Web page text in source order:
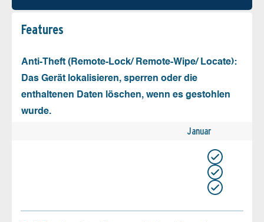
Features
Anti-Theft (Remote-Lock/ Remote-Wipe/ Locate):
Das Gerät lokalisieren, sperren oder die
enthaltenen Daten löschen, wenn es gestohlen
wurde.
Januar